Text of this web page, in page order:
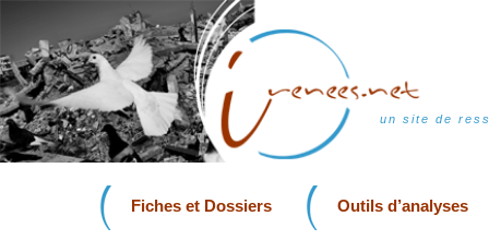
un site de
Fiches et Dossiers Outils d’analyses